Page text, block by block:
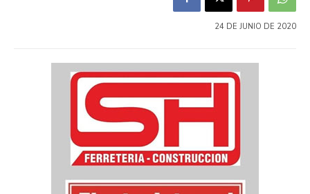
24 DE JUNIO DE 2020